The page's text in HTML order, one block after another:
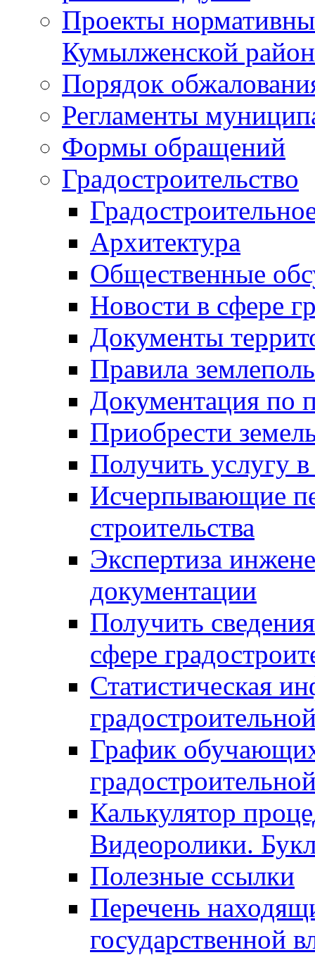
Проекты
Кумылженской
Порядок
Регламенты
Формы обращений
Градостроительство
Архитектура
Общественные
Новости в сфере
Документы
Правила
Документация по
Приобрести
Получить услугу в
Исчерпывающие
строительства
Экспертиза
документации
Получить
сфере
Статистическая
График
Калькулятор
Видеоролики.
Полезные ссылки
Перечень
государственной